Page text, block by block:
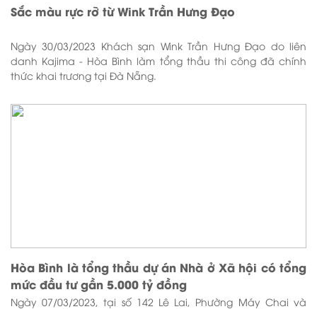
Sắc màu rực rỡ từ Wink Trần Hưng Đạo
Ngày 30/03/2023 Khách sạn Wink Trần Hưng Đạo do liên
danh Kajima - Hòa Bình làm tổng thầu thi công đã chính
thức khai trương tại Đà Nẵng.
Hòa Bình là tổng thầu dự án Nhà ở Xã hội có tổng
mức đầu tư gần 5.000 tỷ đồng
Ngày 07/03/2023, tại số 142 Lê Lai, Phường Máy Chai và